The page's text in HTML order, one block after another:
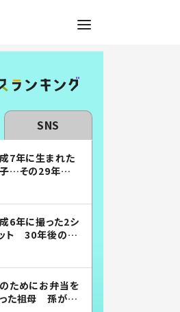
SNS
7年に生まれた
…その29年後
6年に撮った2シ
ト 30年後の姿
ためにお弁当を
た祖母 孫が絶